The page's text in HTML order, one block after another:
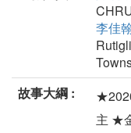
李佳
故事大綱 :
主 ★